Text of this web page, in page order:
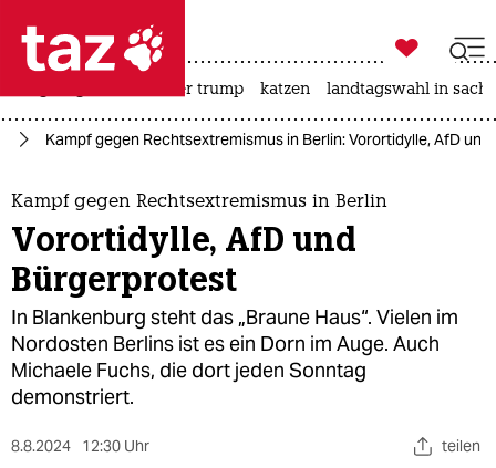
 taz zahl ich
taz zahl ich
themen
politik
öko
gesellschaft
kultur
sport

taz zahl ich
usa unter trump katzen landtagswahl in
Kampf gegen Rechtsextremismus in Berlin: Vorortidylle, AfD
Kampf gegen Rechtsextremismus in Berlin
Vorortidylle, AfD und
Bürgerprotest
In Blankenburg steht das „Braune Haus“. Vielen im
Nordosten Berlins ist es ein Dorn im Auge. Auch
Michaele Fuchs, die dort jeden Sonntag
demonstriert.
8.8.2024 12:30 Uhr teilen